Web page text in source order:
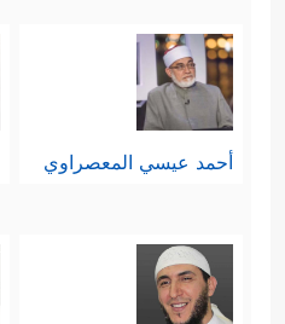
أحمد عيسي المعصراوي